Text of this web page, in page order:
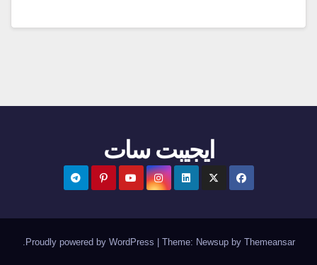
ايجيبت سات
Proudly powered by WordPress Theme: Newsupby Themeansar